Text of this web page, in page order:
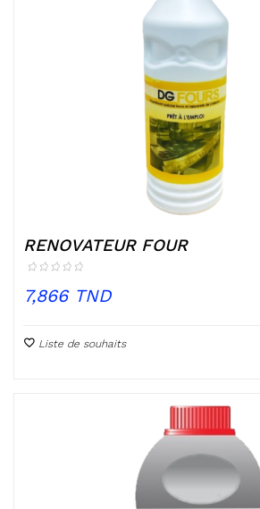
RENOVATEUR FOUR
Prix
7,866 TND
Liste de souhaits